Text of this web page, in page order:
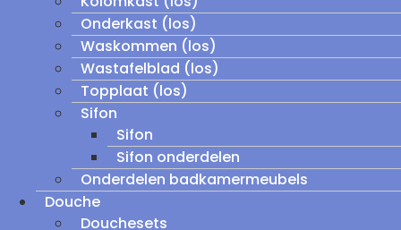
Onderkast (los)
Waskommen (los)
Wastafelblad (los)
Topplaat (los)
Sifon
Sifon
Sifon onderdelen
Onderdelen badkamermeubels
Douche
Douchesets